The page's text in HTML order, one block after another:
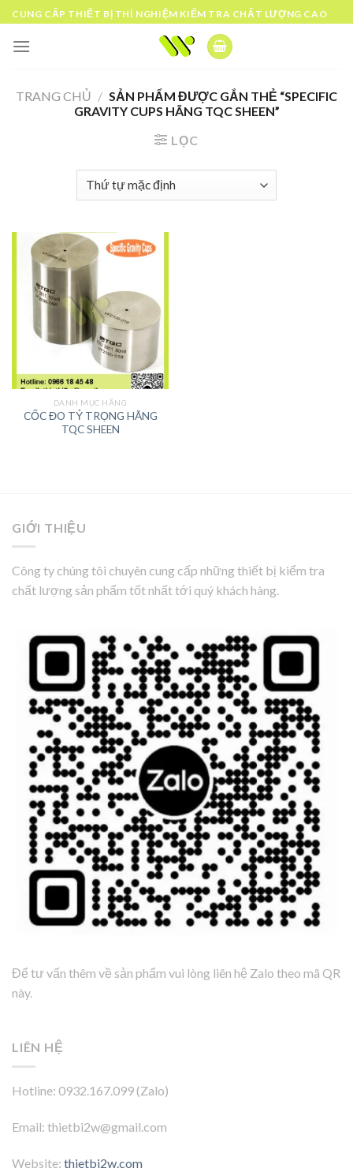
Skip
to
content
CUNG CẤP THIẾT BỊ THÍ NGHIỆM KIỂM TRA CHẤT LƯỢNG CAO
TRANG CHỦ / SẢN PHẨM ĐƯỢC GẮN THẺ “SPECIFIC
GRAVITY CUPS HÃNG TQC SHEEN”
LỌC
DANH MỤC HÃNG
CỐC ĐO TỶ TRỌNG HÃNG
TQC SHEEN
GIỚI THIỆU
Công ty chúng tôi chuyên cung cấp những thiết bị kiểm tra
chất lượng sản phẩm tốt nhất tới quý khách hàng.
Để tư vấn thêm về sản phẩm vui lòng liên hệ Zalo theo mã QR
này.
LIÊN HỆ
Hotline: 0932.167.099 (Zalo)
Email: thietbi2w@gmail.com
Website: thietbi2w.com